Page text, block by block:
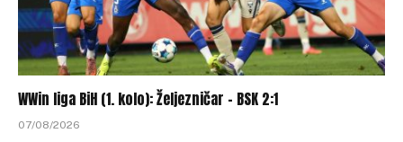
WWin liga BiH (1. kolo): Željezničar – BSK 2:1
07/08/2026